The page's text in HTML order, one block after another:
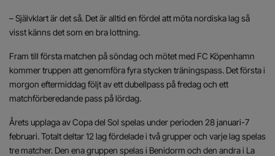
– Självklart är det så. Det är alltid en fördel att möta nordiska lag så
visst känns det som en bra lottning.
Fram till första matchen på söndag och mötet med FC Köpenhamn
kommer truppen att genomföra fyra stycken träningspass. Det första i
morgon eftermiddag följt av ett dubellpass på fredag och ett
matchförberedande pass på lördag.
Årets upplaga av Copa del Sol spelas under perioden 28 januari-7
februari. Totalt deltar 12 lag fördelade i två grupper och varje lag spelas
tre matcher. Den ena gruppen spelas i Benidorm och den andra i La